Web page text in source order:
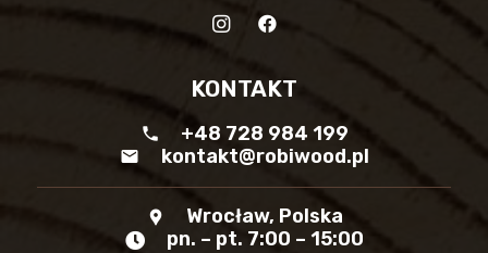
KONTAKT
phone +48 728 984 199
mail kontakt@robiwood.pl
location_pin
Wrocław, Polska
pn. – pt. 7:00 – 15:00